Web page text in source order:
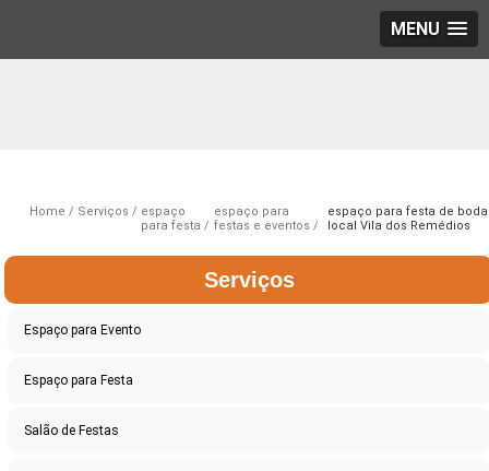
MENU
Home Serviços
espaço
para festa
espaço para
festas e eventos
espaço para festa de
local Vila dos Remédios
Serviços
Espaço para Evento
Espaço para Festa
Salão de Festas